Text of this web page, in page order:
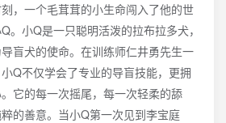
，一个毛茸茸的小生命闯入了他的世
小Q是一只聪明活泼的拉布拉多犬，
盲犬的使命。在训练师仁井勇先生一
Q不仅学会了专业的导盲技能，更拥
它的每一次摇尾，每一次轻柔的舔
的善意。当小Q第一次见到李宝庭